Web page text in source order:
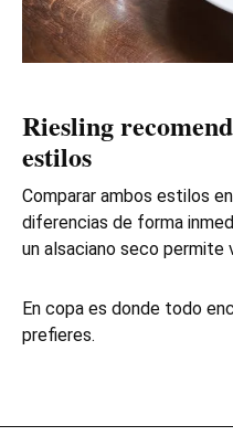
Riesling
estilos
Comparar ambos estilos
diferencias de forma
un alsaciano seco
En copa es donde todo
prefieres.